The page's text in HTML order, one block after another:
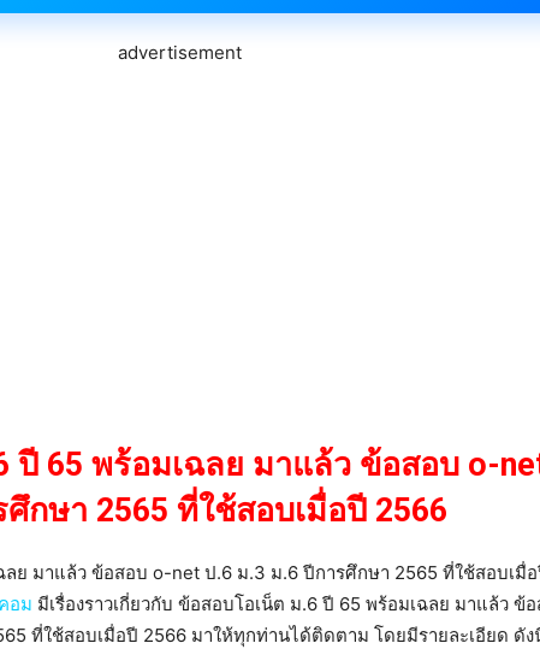
advertisement
ปี 65 พร้อมเฉลย มาแล้ว ข้อสอบ o-
กษา 2565 ที่ใช้สอบเมื่อปี 2566
ย มาแล้ว ข้อสอบ o-net ป.6 ม.3 ม.6 ปีการศึกษา 2565 ที่ใช้สอบเมื่
อม มีเรื่องราวเกี่ยวกับ ข้อสอบโอเน็ต ม.6 ปี 65 พร้อมเฉลย มาแล้ว ข้
ที่ใช้สอบเมื่อปี 2566 มาให้ทุกท่านได้ติดตาม โดยมีรายละเอียด ดัง